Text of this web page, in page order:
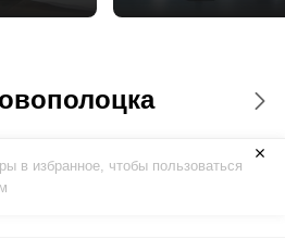
в избранное, чтобы пользоваться